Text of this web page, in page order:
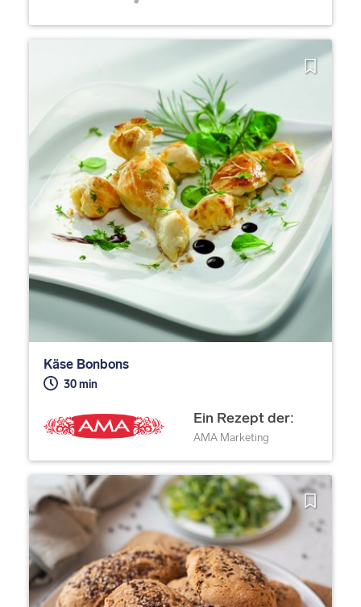
Käse Bonbons
30 min
Ein Rezept der:
AMA Marketing